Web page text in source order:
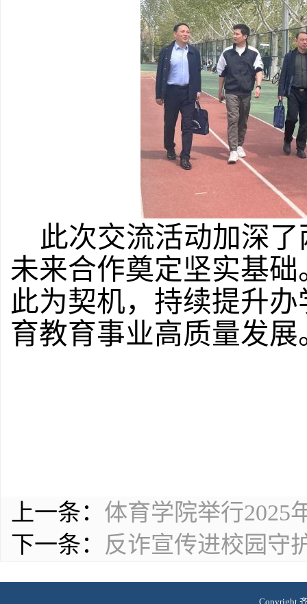
此次交流活动加深
未来合作奠定坚实基
此为契机，持续提升
育教育事业高质量发展
上一条： 体育学院举行2025
下一条： 反诈宣传进校园守
Copyright